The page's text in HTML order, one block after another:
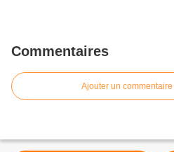
Commentaires
Ajouter un commentaire